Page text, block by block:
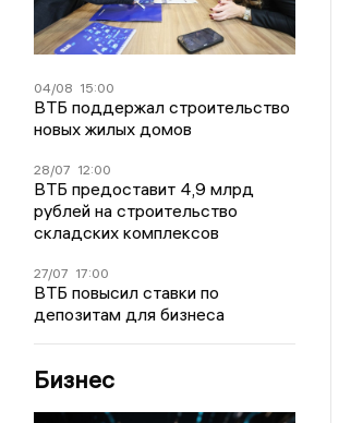
04/08 15:00
ВТБ поддержал строительство
новых жилых домов
28/07 12:00
ВТБ предоставит 4,9 млрд
рублей на строительство
складских комплексов
27/07 17:00
ВТБ повысил ставки по
депозитам для бизнеса
Бизнес